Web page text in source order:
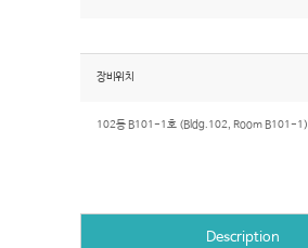
장비위치
102동 B101-1호 (Bldg.102, Room B101-1)
Description